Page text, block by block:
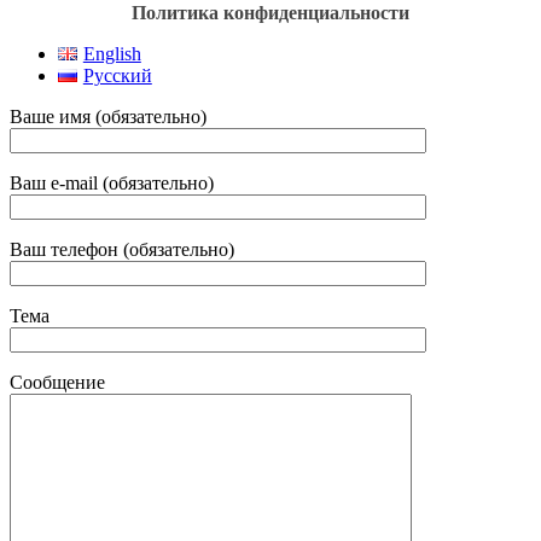
Политика конфиденциальности
English
Русский
Ваше имя (обязательно)
Ваш e-mail (обязательно)
Ваш телефон (обязательно)
Тема
Сообщение